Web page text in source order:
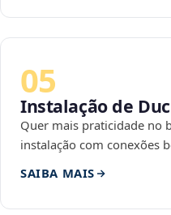
05
Instalação de
Quer mais praticidade no
instalação com conexões
SAIBA MAIS